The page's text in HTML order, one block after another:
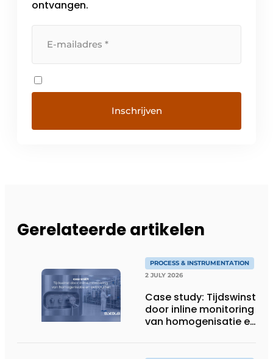
ontvangen.
Gerelateerde artikelen
PROCESS & INSTRUMENTATION
2 JULY 2026
Case study: Tijdswinst
door inline monitoring
van homogenisatie en